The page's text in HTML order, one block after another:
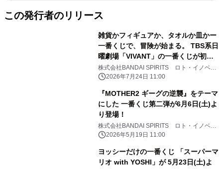
この発行者のリリース
雑貨かフィギュアか、タオルか皿かー
一番くじで、冒険が始まる。 TBS系日
曜劇場「VIVANT」の一番くじが初登
場！ 冒険の軌跡と熱気を思い起こさせ
る バラエティ豊かな商材をラインナッ
株式会社BANDAI SPIRITS ロト・イノベー
ション事業部
2026年7月24日 11:00
『MOTHER2 ギーグの逆襲』をテーマ
にした 一番くじ第二弾が6月6日(土)よ
り登場！
株式会社BANDAI SPIRITS ロト・イノベー
ション事業部
2026年5月19日 11:00
ヨッシーだけの一番くじ 「スーパーマ
リオ with YOSHI」が 5月23日(土)よ